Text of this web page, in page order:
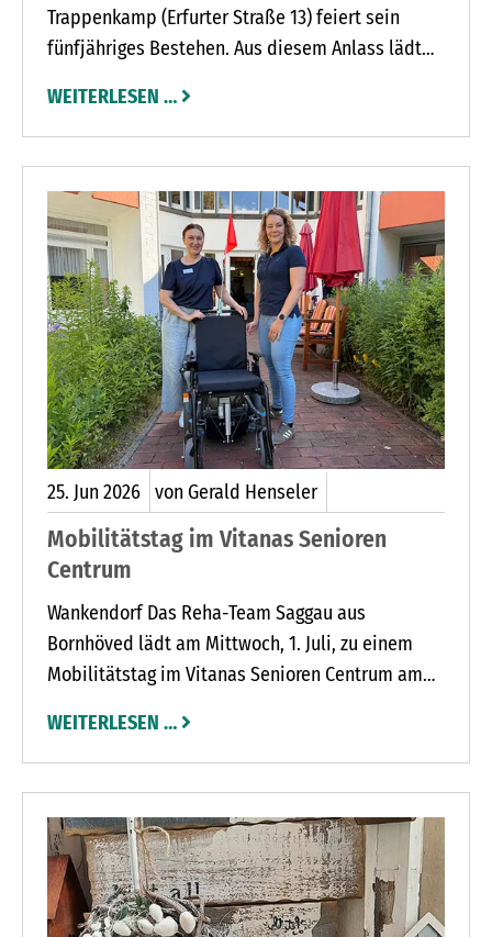
Trappenkamp (Erfurter Straße 13) feiert sein
fünfjähriges Bestehen. Aus diesem Anlass lädt
Team am Mittwoch, 1. Juli, von 9 bis 16 Uhr zu
einem Jubiläumstag in die Geschäftsräume ein.
WEITERLESEN …
25. Jun2026 von Gerald Henseler
Mobilitätstag im Vitanas Senioren
Centrum
Wankendorf Das Reha-Team Saggau aus
Bornhöved lädt am Mittwoch, 1. Juli, zu einem
Mobilitätstag im Vitanas Senioren Centrum am
4) ein.
WEITERLESEN …